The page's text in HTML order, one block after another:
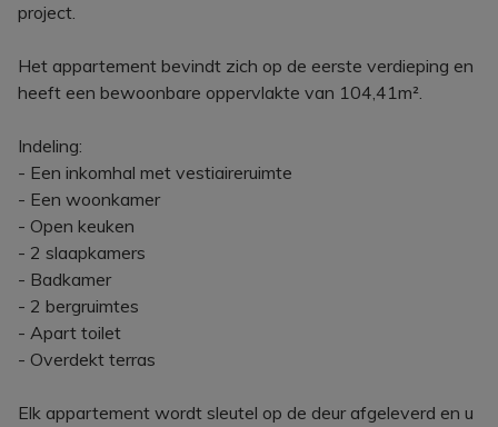
project.
Het appartement bevindt zich op de eerste verdieping en
heeft een bewoonbare oppervlakte van 104,41m².
Indeling:
- Een inkomhal met vestiaireruimte
- Een woonkamer
- Open keuken
- 2 slaapkamers
- Badkamer
- 2 bergruimtes
- Apart toilet
- Overdekt terras
Elk appartement wordt sleutel op de deur afgeleverd en u